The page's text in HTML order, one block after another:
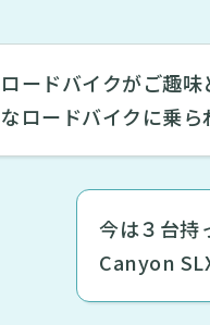
ロードバイクがご趣
なロードバイクに乗ら
今は３台持
Canyon